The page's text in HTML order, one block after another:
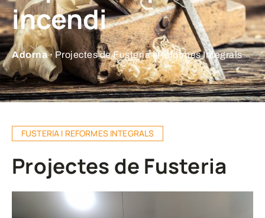
Reformes
Projectes
Empresa
Contacte
incendi
Adorna ·Projectes de Fusteria i Reformes Integrals
FUSTERIA I REFORMES INTEGRALS
Projectes de Fusteria